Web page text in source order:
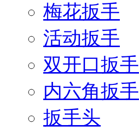
梅花扳手
活动扳手
双开口扳手
内六角扳手
扳手头